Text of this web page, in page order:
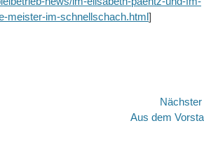
meister-im-schnellschach.html]
Aus dem